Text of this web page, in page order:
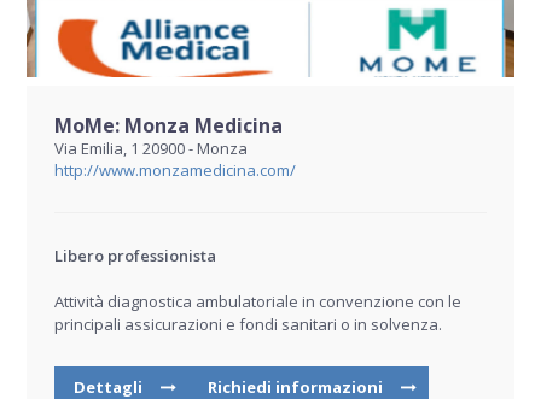
MoMe: Monza Medicina
Via Emilia, 1 20900 - Monza
http://www.monzamedicina.com/
Libero professionista
Attività diagnostica ambulatoriale in convenzione con le
principali assicurazioni e fondi sanitari o in solvenza.
Dettagli Richiedi informazioni